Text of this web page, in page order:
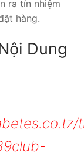
ra tín nhiệm
hàng.
Dung